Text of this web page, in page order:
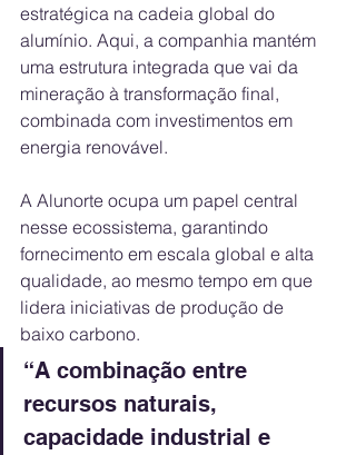
estratégica na cadeia global do
alumínio. Aqui, a companhia mantém
uma estrutura integrada que vai da
mineração à transformação final,
combinada com investimentos em
energia renovável.
A Alunorte ocupa um papel central
nesse ecossistema, garantindo
fornecimento em escala global e alta
qualidade, ao mesmo tempo em que
lidera iniciativas de produção de
baixo carbono.
“A combinação entre
recursos naturais,
capacidade industrial e